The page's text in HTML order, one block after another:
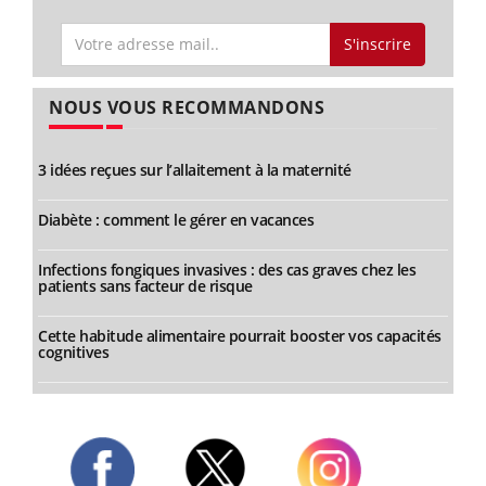
S'inscrire
NOUS VOUS RECOMMANDONS
3 idées reçues sur l’allaitement à la maternité
Diabète : comment le gérer en vacances
Infections fongiques invasives : des cas graves chez les
patients sans facteur de risque
Cette habitude alimentaire pourrait booster vos capacités
cognitives